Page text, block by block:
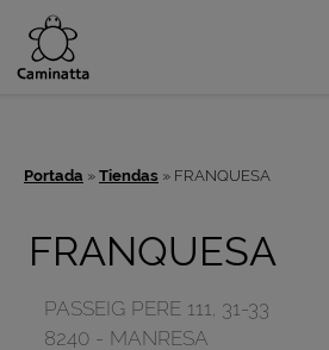
Portada » Tiendas » FRANQUESA
FRANQUESA
PASSEIG PERE 111, 31-33
8240- MANRESA